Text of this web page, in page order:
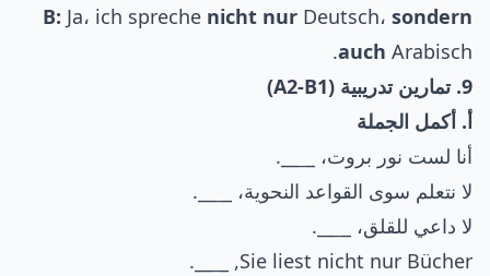
B: Ja، ich spreche nicht nur Deutsch، sondern
auch Arabisch.
9. تمارين تدريبية (A2-B1)
أ. أكمل الجملة
أنا لست نور بروت، _
__.
لا نتعلم سوى القواعد النحوية، _
__.
لا داعي للقلق، _
__.
Sie liest nicht nur Bücher, _
__.